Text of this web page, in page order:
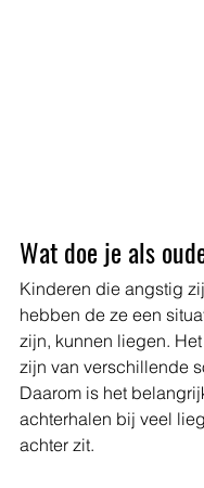
Wat doe je als
Kinderen die angstig
hebben de ze een
zijn, kunnen liegen.
zijn van verschillende
Daarom is het
achterhalen bij veel
achter zit.